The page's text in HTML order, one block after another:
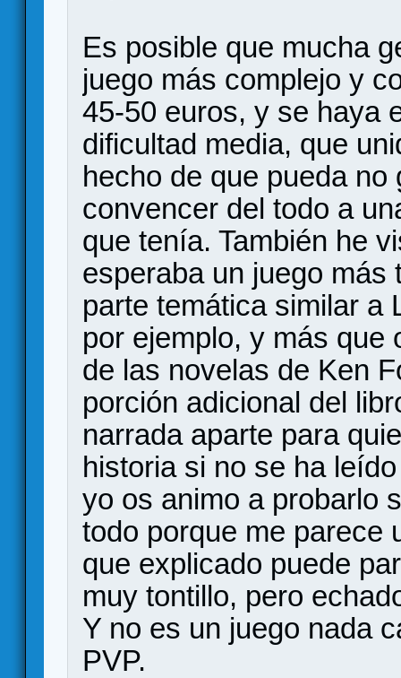
Es posible que mucha
juego más complejo y
45-50 euros, y se haya
dificultad media, que
hecho de que pueda
convencer del todo a
que tenía. También he
esperaba un juego más
parte temática similar a
por ejemplo, y más que
de las novelas de Ken
porción adicional del
narrada aparte para
historia si no se ha
yo os animo a probarlo
todo porque me parece
que explicado puede
muy tontillo, pero
Y no es un juego nada
PVP.